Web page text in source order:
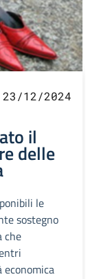
23/12/2024
il
delle
le
sostegno
che